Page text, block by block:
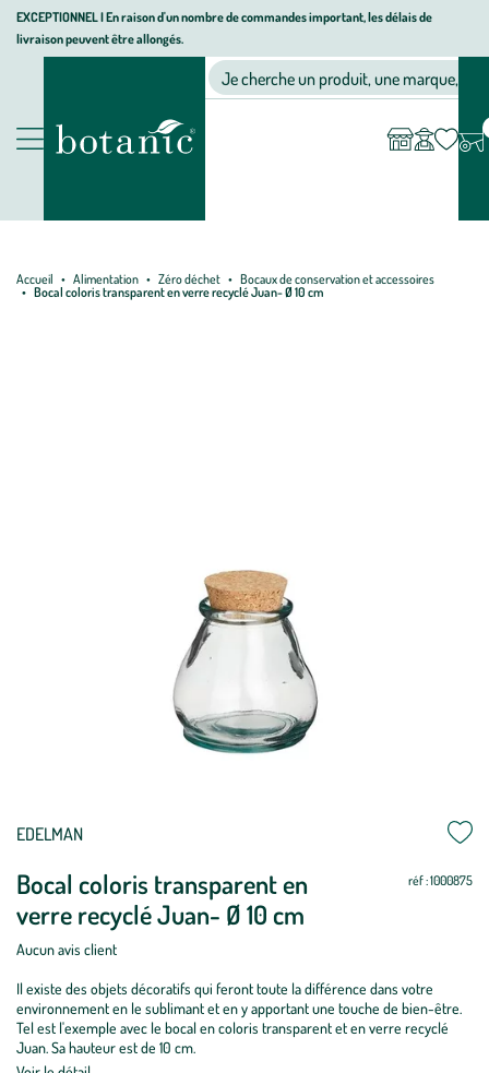
Aller
Aller
au
Aller
au
page
EXCEPTIONNEL I En raison d'un nombre de commandes important, les délais de
livraison peuvent être allongés.
Nos produits
Jardinerie écologique, animalerie, décoration, alimentation bio
Je cherche un produit, une marque, un
compte
Accueil Alimentation Zéro déchet
Bocaux de conservation et accessoires
Bocal coloris transparent en verre recyclé Juan- Ø 10 cm
EDELMAN
Bocal coloris transparent en
verre recyclé Juan- Ø 10 cm
réf : 1000875
Aucun avis client
Il existe des objets décoratifs qui feront toute la différence dans votre
environnement en le sublimant et en y apportant une touche de bien-être.
Tel est l'exemple avec le bocal en coloris transparent et en verre recyclé
Juan. Sa hauteur est de 10 cm.
Mettre
jour
Mettre
jour